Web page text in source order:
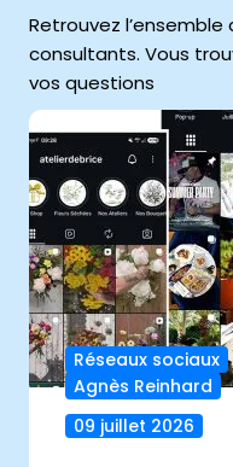
Retrouvez
consultants. Vous
vos questions
Réseaux sociaux
Agnès Reinhard
09 juillet 2026